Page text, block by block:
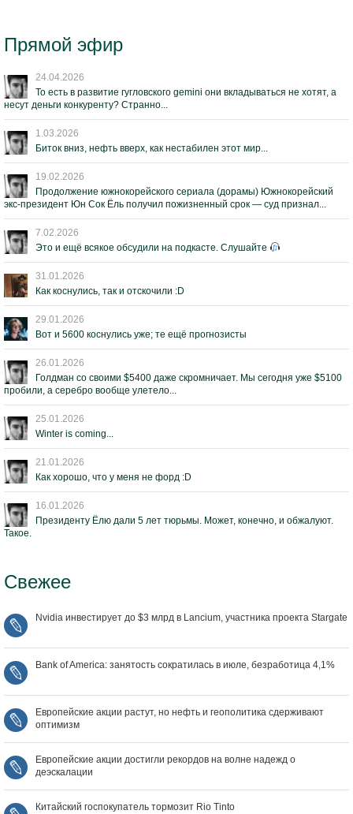
Прямой эфир
24.04.2026
То есть в развитие гугловского gemini они вкладываться не хотят, а
несут деньги конкуренту? Странно...
1.03.2026
Биток вниз, нефть вверх, как нестабилен этот мир...
19.02.2026
Продолжение южнокорейского сериала (дорамы) Южнокорейский
экс-президент Юн Сок Ёль получил пожизненный срок — суд признал...
7.02.2026
Это и ещё всякое обсудили на подкасте. Слушайте
31.01.2026
Как коснулись, так и отскочили :D
29.01.2026
Вот и 5600 коснулись уже; те ещё прогнозисты
26.01.2026
Голдман со своими $5400 даже скромничает. Мы сегодня уже $5100
пробили, а серебро вообще улетело...
25.01.2026
Winter is coming...
21.01.2026
Как хорошо, что у меня не форд :D
16.01.2026
Президенту Ёлю дали 5 лет тюрьмы. Может, конечно, и обжалуют.
Такое.
Свежее
Nvidia инвестирует до $3 млрд в Lancium, участника проекта Stargate
Bank of America: занятость сократилась в июле, безработица 4,1%
Европейские акции растут, но нефть и геополитика сдерживают
оптимизм
Европейские акции достигли рекордов на волне надежд о
деэскалации
Китайский госпокупатель тормозит Rio Tinto